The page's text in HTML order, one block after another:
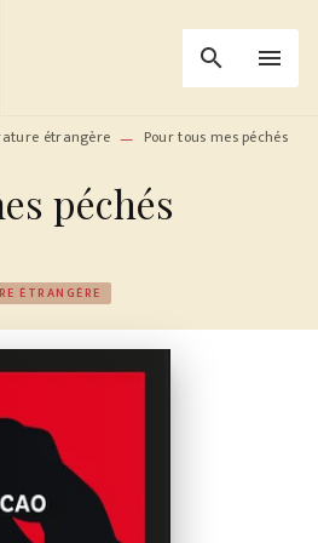
search menu
étrangère — Pour tous mes péchés
péchés
ÉTRANGÈRE